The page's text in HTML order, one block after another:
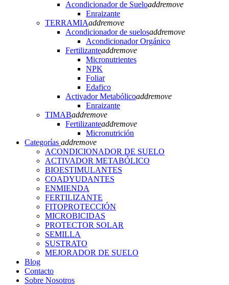
Acondicionador de Sueloaddremove
Enraizante
TERRAMIAaddremove
Acondicionador de suelosaddremove
Acondicionador Orgánico
Fertilizanteaddremove
Micronutrientes
NPK
Foliar
Edafico
Activador Metabólicoaddremove
Enraizante
TIMABaddremove
Fertilizanteaddremove
Micronutrición
Categorías addremove
ACONDICIONADOR DE SUELO
ACTIVADOR METABÓLICO
BIOESTIMULANTES
COADYUDANTES
ENMIENDA
FERTILIZANTE
FITOPROTECCIÓN
MICROBICIDAS
PROTECTOR SOLAR
SEMILLA
SUSTRATO
MEJORADOR DE SUELO
Blog
Contacto
Sobre Nosotros